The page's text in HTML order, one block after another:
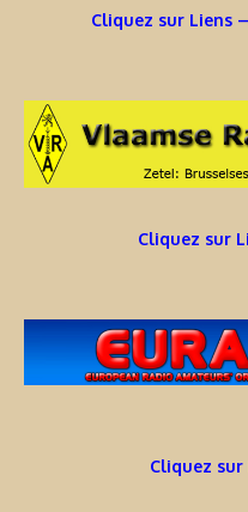
Cliquez sur Liens
Cliquez sur
Cliquez sur